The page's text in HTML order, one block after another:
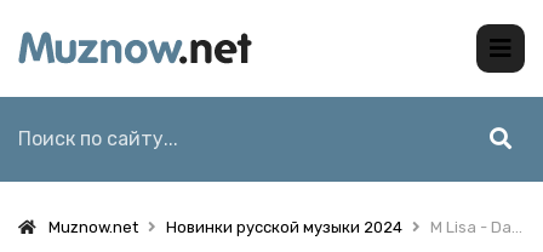
Muznow.net Новинки русской музыки 2024 M Lisa - Damlalar